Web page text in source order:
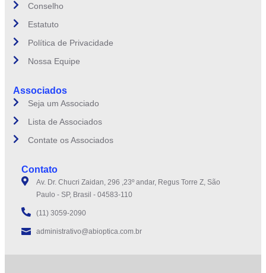
Conselho
Estatuto
Política de Privacidade
Nossa Equipe
Associados
Seja um Associado
Lista de Associados
Contate os Associados
Contato
Av. Dr. Chucri Zaidan, 296 ,23º andar, Regus Torre Z, São
Paulo - SP, Brasil - 04583-110
(11) 3059-2090
administrativo@abioptica.com.br